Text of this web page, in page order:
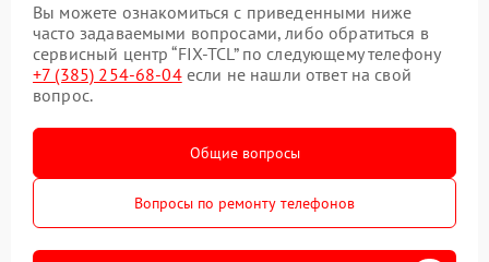
Вы можете ознакомиться с приведенными ниже
часто задаваемыми вопросами, либо обратиться в
сервисный центр “FIX-TCL” по следующему телефону
+7 (385) 254-68-04если не нашли ответ на свой
вопрос.
Общие вопросы
Вопросы по ремонту телефонов